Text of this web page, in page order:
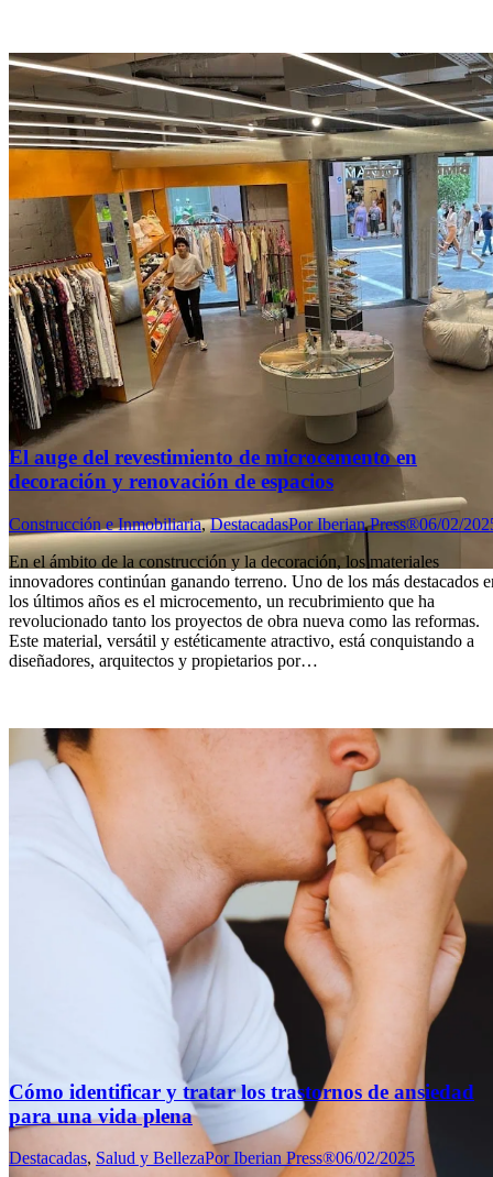
El auge del revestimiento de microcemento en
decoración y renovación de espacios
Construcción e Inmobiliaria,DestacadasPorIberian Press®06/02/
En el ámbito de la construcción y la decoración, los materiales
innovadores continúan ganando terreno. Uno de los más destacados
los últimos años es el microcemento, un recubrimiento que ha
revolucionado tanto los proyectos de obra nueva como las reformas.
Este material, versátil y estéticamente atractivo, está conquistando a
diseñadores, arquitectos y propietarios por…
Cómo identificar y tratar los trastornos de ansiedad
para una vida plena
Destacadas, Salud y BellezaPorIberian Press®06/02/2025